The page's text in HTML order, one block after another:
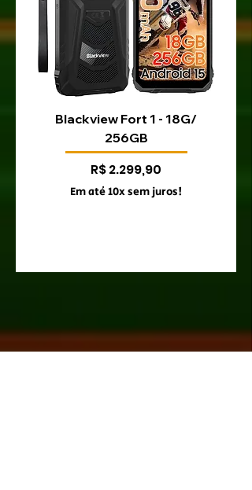
Blackview Fort 1 - 18G/
256GB
Preço
R$ 2.299,90
Em até 10x sem juros!